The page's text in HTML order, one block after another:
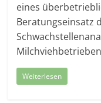
eines
Beratungseinsatz
Weiterlesen